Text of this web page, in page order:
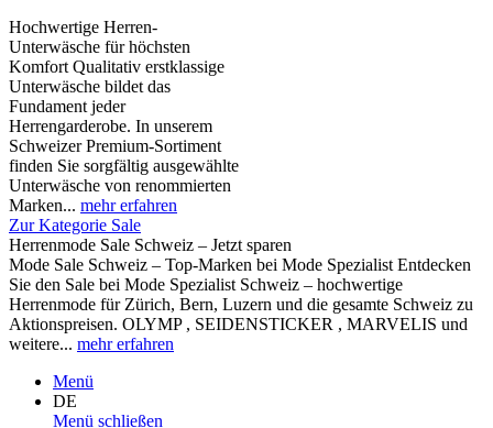
Hochwertige Herren-
Unterwäsche für höchsten
Komfort Qualitativ erstklassige
Unterwäsche bildet das
Fundament jeder
Herrengarderobe. In unserem
Schweizer Premium-Sortiment
finden Sie sorgfältig ausgewählte
Unterwäsche von renommierten
Marken... mehr erfahren
Zur Kategorie Sale
Herrenmode Sale Schweiz – Jetzt sparen
Mode Sale Schweiz – Top-Marken bei Mode Spezialist Entdecken
Sie den Sale bei Mode Spezialist Schweiz – hochwertige
Herrenmode für Zürich, Bern, Luzern und die gesamte Schweiz zu
Aktionspreisen. OLYMP , SEIDENSTICKER , MARVELIS und
weitere... mehr erfahren
Menü
DE
Menü schließen